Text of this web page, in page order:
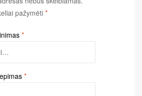
pažymėti *
*
*